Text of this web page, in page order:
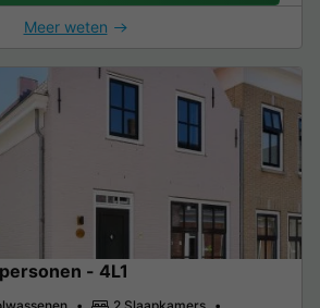
Meer weten
- 4L1